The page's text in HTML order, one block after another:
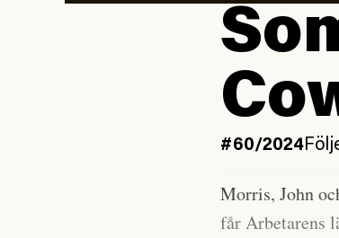
#60/2024
Morris, John
får Arbetarens